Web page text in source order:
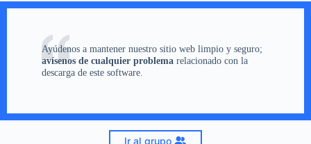
Ayúdenos a mantener nuestro sitio web limpio y seguro;
avísenos de cualquier problema relacionado con la
descarga de este software.
Ir al grupo